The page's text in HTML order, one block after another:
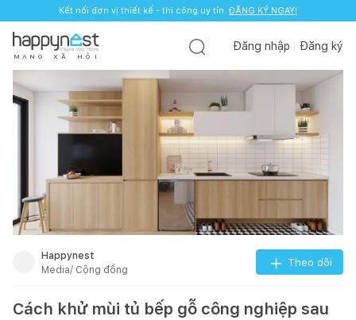
Kết nối đơn vị thiết kế - thi công uy tín. ĐĂNG KÝ NGAY!
M Ạ N G X Ã H Ộ I
Đăng nhập Đăng ký
Happynest
Media/ Cộng đồng
Theo dõi
Cách khử mùi tủ bếp gỗ công nghiệp sau